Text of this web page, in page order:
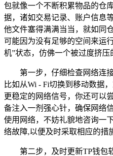
包就像一个不断积累物品的仓
据，诸如交易记录、账户信息
他文件塞得满满当当，就如同
可能因为没有足够的空间来运
机”状态，仿佛一个被过度挤压
第一步，仔细检查网络连
比如从Wi - Fi切换到移动数据
更稳定的网络信号，你还可以
备注入一剂强心针，确保网络
使用网络，不妨礼貌地咨询一
络故障,以便及时采取相应的措
第二步，及时更新TP钱包